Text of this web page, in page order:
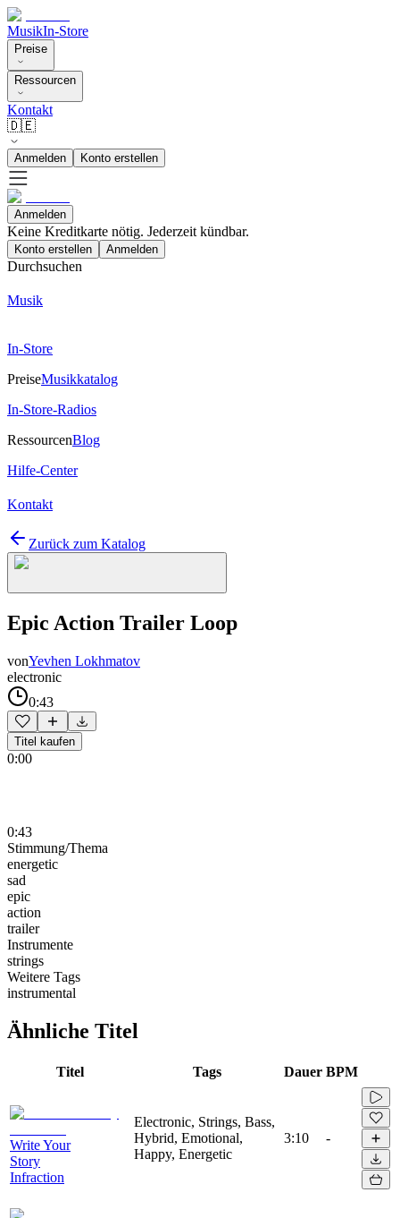
MusikIn-Store
Preise
Ressourcen
Kontakt
🇩🇪
Anmelden Konto erstellen
Anmelden
Keine Kreditkarte nötig. Jederzeit kündbar.
Konto erstellen Anmelden
Durchsuchen
Musik
In-Store
PreiseMusikkatalog
In-Store-Radios
RessourcenBlog
Hilfe-Center
Kontakt
Zurück zum Katalog
Epic Action Trailer Loop
vonYevhen Lokhmatov
electronic
0:43
Titel kaufen
0:00
0:43
Stimmung/Thema
energetic
sad
epic
action
trailer
Instrumente
strings
Weitere Tags
instrumental
Ähnliche Titel
Titel Tags Dauer BPM
Write Your
Story
Infraction
Electronic, Strings, Bass,
Hybrid, Emotional,
Happy, Energetic
3:10 -